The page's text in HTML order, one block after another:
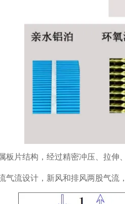
板片结构，经过精密冲压、拉伸
气流设计，新风和排风两股气流